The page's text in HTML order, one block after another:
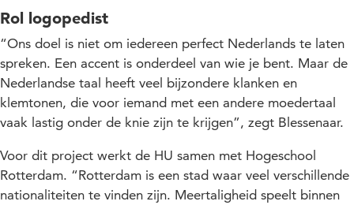
Rol logopedist
“Ons doel is niet om iedereen perfect Nederlands te laten
spreken. Een accent is onderdeel van wie je bent. Maar de
Nederlandse taal heeft veel bijzondere klanken en
klemtonen, die voor iemand met een andere moedertaal
vaak lastig onder de knie zijn te krijgen”, zegt Blessenaar.
Voor dit project werkt de HU samen met Hogeschool
Rotterdam. “Rotterdam is een stad waar veel verschillende
nationaliteiten te vinden zijn. Meertaligheid speelt binnen